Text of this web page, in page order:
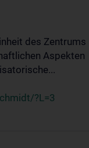
des Zentrums
Aspekten
?L=3